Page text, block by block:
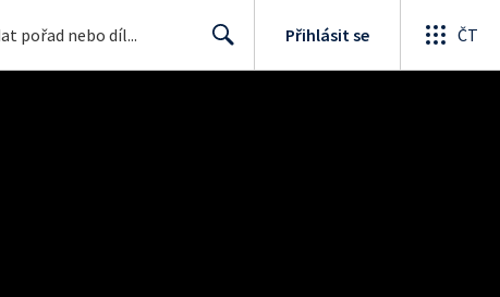
Přihlásit se ČT